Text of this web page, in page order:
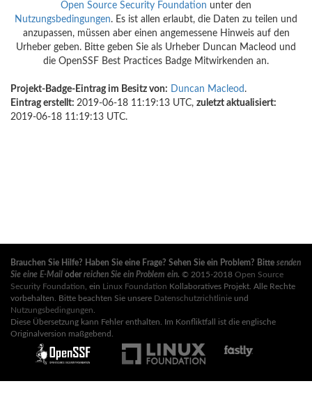
Open Source Security Foundation unter den
Nutzungsbedingungen. Es ist allen erlaubt, die Daten zu teilen und
anzupassen, müssen aber einen angemessene Hinweis auf den
Urheber geben. Bitte geben Sie als Urheber Duncan Macleod und
die OpenSSF Best Practices Badge Mitwirkenden an.
Projekt-Badge-Eintrag im Besitz von: Duncan Macleod .
Eintrag erstellt: 2019-06-18 11:19:13 UTC, zuletzt aktualisiert:
2019-06-18 11:19:13 UTC.
Brauchen Sie Hilfe? Haben Sie eine Frage? Sehen Sie ein Problem? Bitte senden
Sie eine E-Mail oderreichen Sie ein Problem ein. © 2015-2018 Open Source
Security Foundation , ein Linux Foundation Kollaboratives Projekt. Alle Rechte
vorbehalten. Bitte beachten Sie unsere Datenschutzrichtlinie und
Nutzungsbedingungen
Diese Übersetzung kann Fehler enthalten. Im Konfliktfall ist die englische
Originalversion maßgebend.